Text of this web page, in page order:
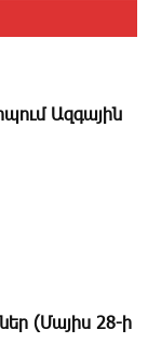
Ազ­գա­յին
(Մայիս 28-ի